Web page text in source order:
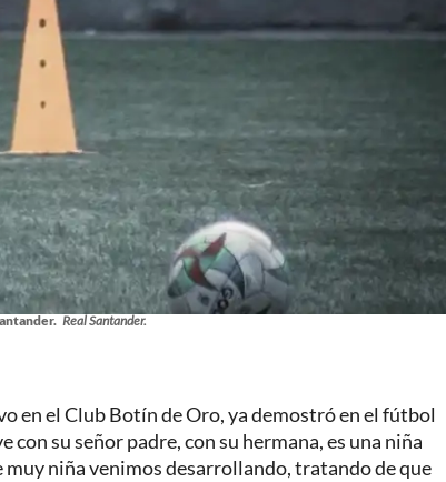
Real Santander.
en el Club Botín de Oro, ya demostró en el fútbol
su señor padre, con su hermana, es una niña
niña venimos desarrollando, tratando de que